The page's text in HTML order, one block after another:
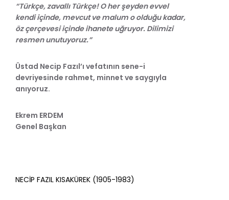
“Türkçe, zavallı Türkçe! O her şeyden evvel
kendi içinde, mevcut ve malum o olduğu kadar,
öz çerçevesi içinde ihanete uğruyor. Dilimizi
resmen unutuyoruz.”
Üstad Necip Fazıl’ı vefatının sene-i
devriyesinde rahmet, minnet ve saygıyla
anıyoruz.
Ekrem ERDEM
Genel Başkan
NECİP FAZIL KISAKÜREK (1905-1983)